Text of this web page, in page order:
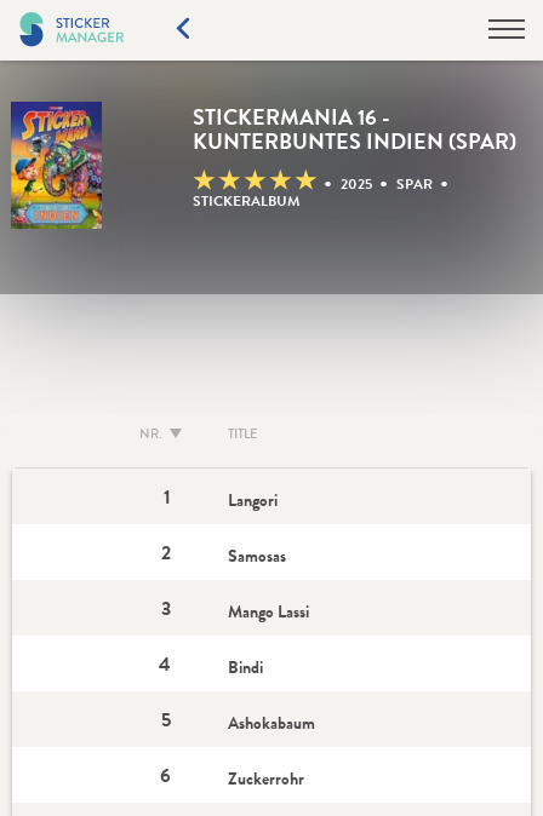
STICKERMANIA 16 -
KUNTERBUNTES INDIEN (SPAR)
★★★★★ • 2025 • SPAR •
STICKERALBUM
NR. TITLE
1 Langori
2 Samosas
3 Mango Lassi
4 Bindi
5 Ashokabaum
6 Zuckerrohr